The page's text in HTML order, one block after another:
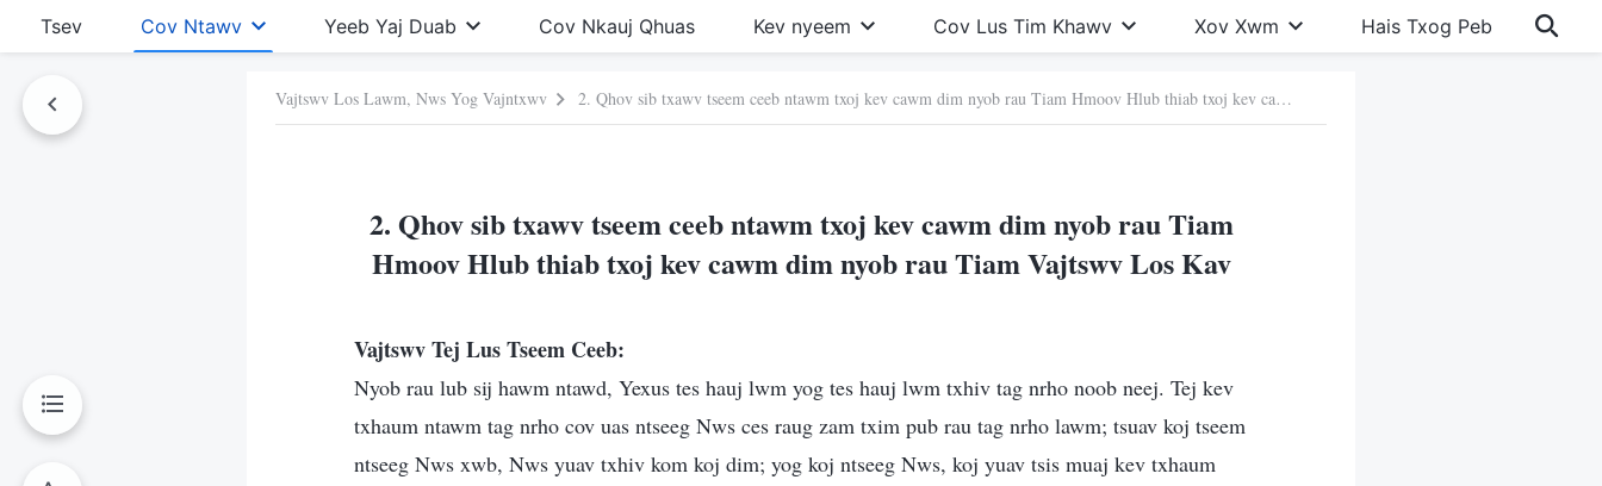
Tsev Cov Ntawv Yeeb Yaj Duab Cov Nkauj Qhuas Kev nyeem Cov Lus Tim Khawv Xov Xwm Hais Txog Peb
Vajtswv Los Lawm, Nws Yog Vajntxwv 2. Qhov sib txawv tseem ceeb ntawm txoj kev cawm dim nyob rau Tiam Hmoov Hlub thiab txoj kev cawm dim nyob rau Tiam Vajtswv Los Kav
2. Qhov sib txawv tseem ceeb ntawm txoj kev cawm dim nyob rau Tiam
Hmoov Hlub thiab txoj kev cawm dim nyob rau Tiam Vajtswv Los Kav
Vajtswv Tej Lus Tseem Ceeb:
Nyob rau lub sij hawm ntawd, Yexus tes hauj lwm yog tes hauj lwm txhiv tag nrho noob neej. Tej kev
txhaum ntawm tag nrho cov uas ntseeg Nws ces raug zam txim pub rau tag nrho lawm; tsuav koj tseem
ntseeg Nws xwb, Nws yuav txhiv kom koj dim; yog koj ntseeg Nws, koj yuav tsis muaj kev txhaum